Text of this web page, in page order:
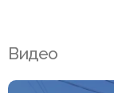
Видео